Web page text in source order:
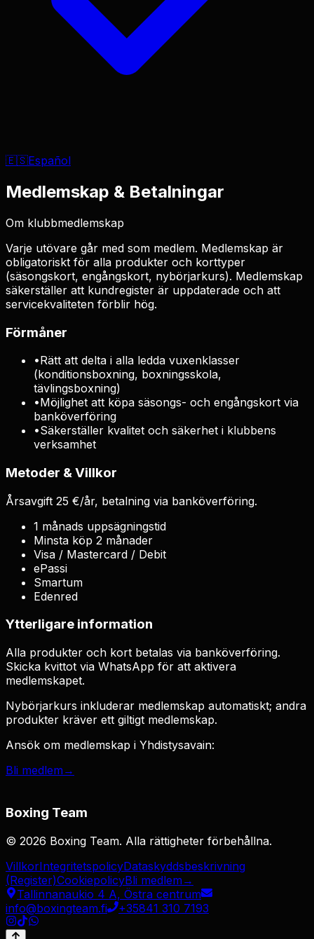
🇪🇸Español
Medlemskap & Betalningar
Om klubbmedlemskap
Varje utövare går med som medlem. Medlemskap är
obligatoriskt för alla produkter och korttyper
(säsongskort, engångskort, nybörjarkurs). Medlemskap
säkerställer att kundregister är uppdaterade och att
servicekvaliteten förblir hög.
Förmåner
•Rätt att delta i alla ledda vuxenklasser
(konditionsboxning, boxningsskola,
tävlingsboxning)
•Möjlighet att köpa säsongs- och engångskort via
banköverföring
•Säkerställer kvalitet och säkerhet i klubbens
verksamhet
Metoder & Villkor
Årsavgift 25 €/år, betalning via banköverföring.
1 månads uppsägningstid
Minsta köp 2 månader
Visa / Mastercard / Debit
ePassi
Smartum
Edenred
Ytterligare information
Alla produkter och kort betalas via banköverföring.
Skicka kvittot via WhatsApp för att aktivera
medlemskapet.
Nybörjarkurs inkluderar medlemskap automatiskt; andra
produkter kräver ett giltigt medlemskap.
Ansök om medlemskap i Yhdistysavain:
Bli medlem→
Boxing Team
© 2026 Boxing Team. Alla rättigheter förbehållna.
VillkorIntegritetspolicyDataskyddsbeskrivning
(Register)CookiepolicyBli medlem→
Tallinnanaukio 4 A, Östra centrum
info@boxingteam.fi
+35841 310 7193